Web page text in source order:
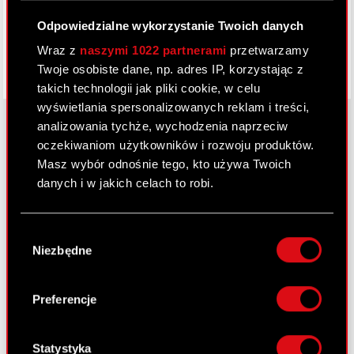
Odpowiedzialne wykorzystanie Twoich danych
Wraz z naszymi 1022 partnerami przetwarzamy
Twoje osobiste dane, np. adres IP, korzystając z
takich technologii jak pliki cookie, w celu
wyświetlania spersonalizowanych reklam i treści,
analizowania tychże, wychodzenia naprzeciw
oczekiwaniom użytkowników i rozwoju produktów.
Masz wybór odnośnie tego, kto używa Twoich
danych i w jakich celach to robi.
lokalizacji geograficznej z dokładnością nawet
Identyfikować Twoje urządzenie, aktywnie
analizując charakteryzującego je zbiory
palca)
zgody
Niezbędne
Preferencje
Statystyka
O CD PROJEKT
Grupa Kapitałowa
Inwestorzy
Kariera